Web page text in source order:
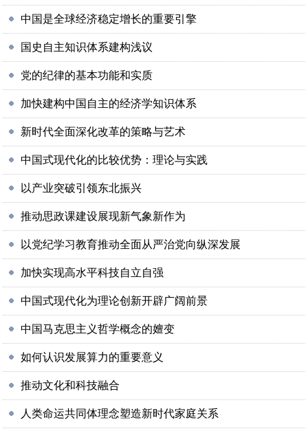
中国是全球经济稳定增长的重要引擎
国史自主知识体系建构浅议
党的纪律的基本功能和实质
加快建构中国自主的经济学知识体系
新时代全面深化改革的策略与艺术
中国式现代化的比较优势：理论与实践
以产业突破引领东北振兴
推动思政课建设展现新气象新作为
以党纪学习教育推动全面从严治党向纵深发展
加快实现高水平科技自立自强
中国式现代化为理论创新开辟广阔前景
中国马克思主义哲学概念的嬗变
如何认识发展算力的重要意义
推动文化和科技融合
人类命运共同体理念塑造新时代家庭关系